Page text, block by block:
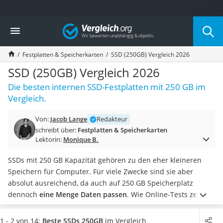
Die beliebtesten Vergleiche nach Kategorie
Elektronik
Powerstation
Monitor 32 Zoll 4K
Fernseher
Drucker
Desktop-PC
Monitor
Laser-Multifunktionsdrucker
Powerline-Adapter
Gaming-PC
Soundbar
17-Zoll-Laptop
Satellitenschüssel
Gaming-Headset
Schnurloses Telefon
Vergleich
Festplatten & Speicherkarten SSD (250GB) Vergleich 2026
SSD (250GB) Vergleich 2026
Die besten internen SSD-Festplatten mit 250 GB im
Vergleich.
Von: Jacob Lange
Redakteur
schreibt über: Festplatten & Speicherkarten
Lektorin: Monique B.
SSDs mit 250 GB Kapazität gehören zu den eher kleineren
Speichern für Computer. Für viele Zwecke sind sie aber
absolut ausreichend, da auch auf 250 GB Speicherplatz
dennoch eine Menge Daten passen. Wie Online-Tests zeigen,
können auf einer SSD mit 250 GB gut 50.000 Fotos mit 12
Megapixeln Auflösung gespeichert werden.
Alternativ passen
1 - 2 von 14: Beste SSDs 250GB im Vergleich